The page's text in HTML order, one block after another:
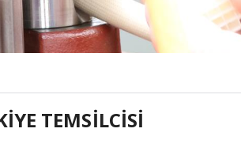
TEMSİLCİSİ